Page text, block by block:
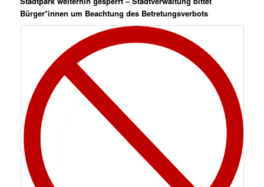
Bürger*innen um Beachtung des Betretungsverbots